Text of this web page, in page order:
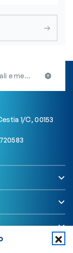
Cattolica. L’OBLA rilascia due borse di studio per i propri iscritti
1/C, 00153